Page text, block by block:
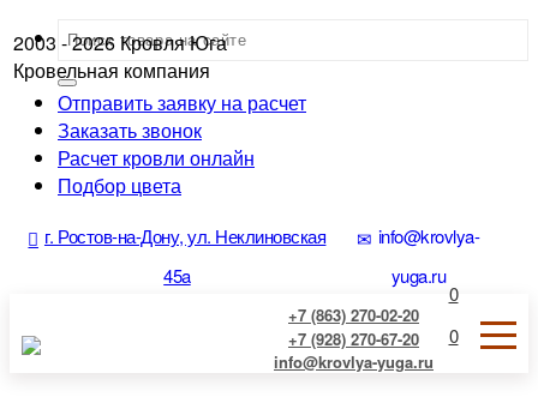
Отправить заявку на расчет
Заказать звонок
Расчет кровли онлайн
Подбор цвета
г. Ростов-на-Дону, ул. Неклиновская
45a
info@krovlya-
yuga.ru
+7 (863) 270-02-20
+7 (928) 270-67-20
info@krovlya-yuga.ru
0
0
2003 - 2026Кровля Юга
Кровельная компания